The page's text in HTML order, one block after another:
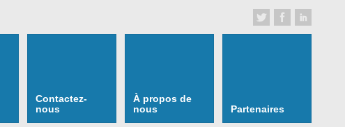
Contactez-
nous
À propos de
nous
Partenaires